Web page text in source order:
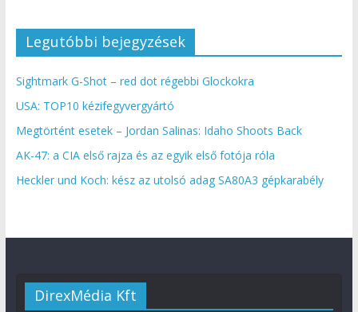
Legutóbbi bejegyzések
Sightmark G-Shot – red dot régebbi Glockokra
USA: TOP10 kézifegyvergyártó
Megtörtént esetek – Jordan Salinas: Idaho Shoots Back
AK-47: a CIA első rajza és az egyik első fotója róla
Heckler und Koch: kész az utolsó adag SA80A3 gépkarabély
DirexMédia Kft